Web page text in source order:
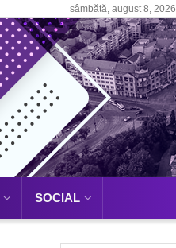
sâmbătă, august 8, 2026
SOCIAL